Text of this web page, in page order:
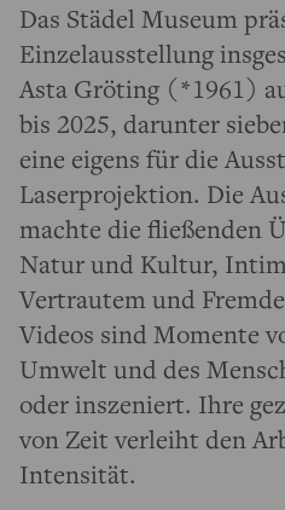
Das Städel Museum
Einzelausstellung
Asta Gröting (*1961)
bis 2025, darunter
eine eigens für die
Laserprojektion. Die
machte die fließenden
Natur und Kultur,
Vertrautem und
Videos sind Momente
Umwelt und des
oder inszeniert. Ihre
von Zeit verleiht den
Intensität.